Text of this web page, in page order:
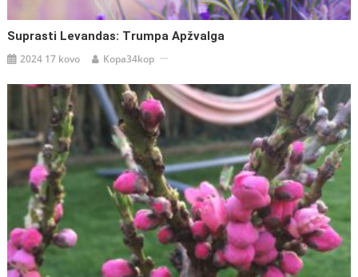
Suprasti Levandas: Trumpa Apžvalga
2024 17 kovo Kopa34kop